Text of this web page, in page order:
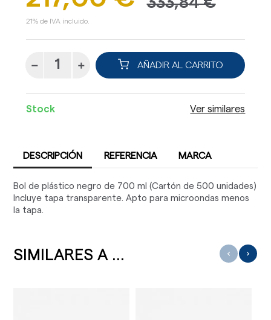
21% de IVA incluido.
AÑADIR AL CARRITO
Stock Ver similares
DESCRIPCIÓN REFERENCIA MARCA
Bol de plástico negro de 700 ml (Cartón de 500 unidades)
Incluye tapa transparente. Apto para microondas menos
la tapa.
SIMILARES A ... ‹ ›